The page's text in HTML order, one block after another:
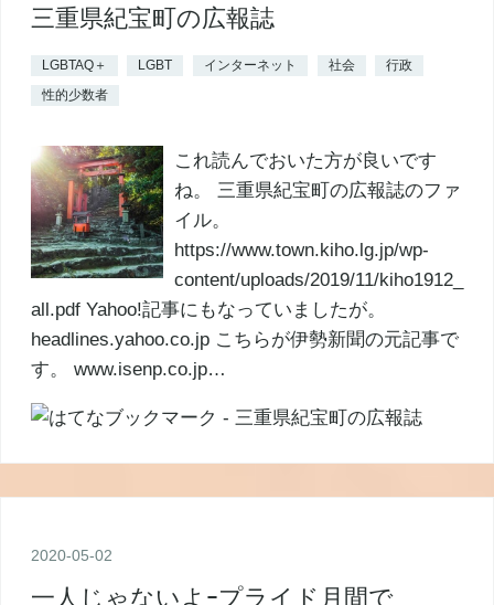
三重県紀宝町の広報誌
LGBTAQ＋ LGBT インターネット 社会
行政
性的少数者
これ読んでおいた方が良いです
ね。 三重県紀宝町の広報誌のファ
イル。
https://www.town.kiho.lg.jp/wp-
content/uploads/2019/11/kiho1912_
all.pdf Yahoo!記事にもなっていましたが。
headlines.yahoo.co.jp こちらが伊勢新聞の元記事で
す。 www.isenp.co.jp…
2020-05-02
一人じゃないよｰプライド月間で